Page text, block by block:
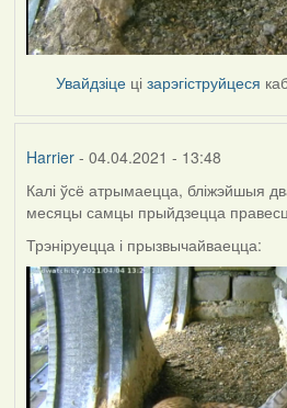
Увайдзіце цізарэгіструйцеся
Harrier- 04.04.2021 - 13:48
Калі ўсё атрымаецца, бліжэйшыя
месяцы самцы прыйдзецца
Трэніруецца і прызвычайваецца: